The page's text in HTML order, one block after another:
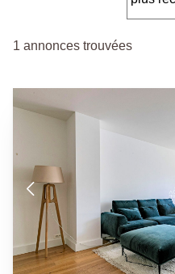
1 annonces trouvées